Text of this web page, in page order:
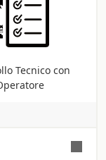
Tecnico con